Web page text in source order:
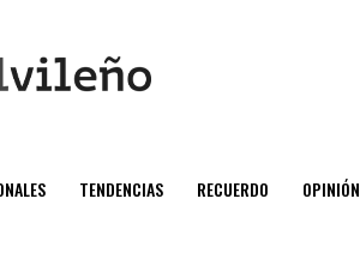
TENDENCIAS RECUERDO OPINIÓN